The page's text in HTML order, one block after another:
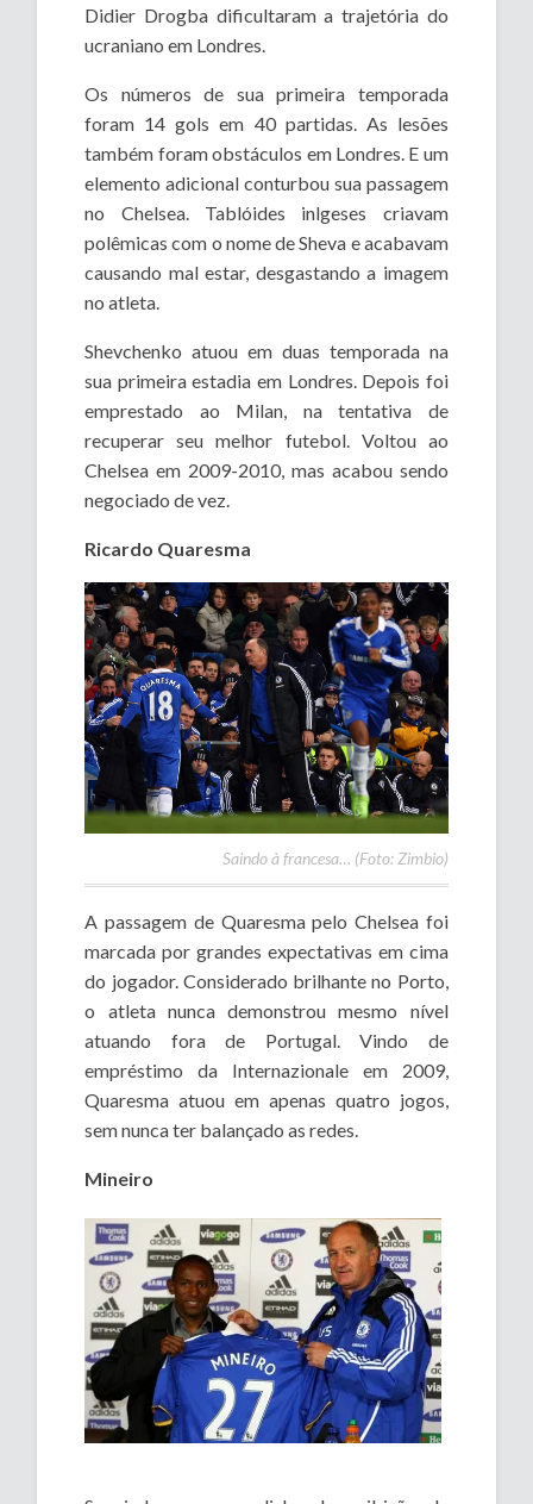
Didier Drogba dificultaram a trajetória do
ucraniano em Londres.
Os números de sua primeira temporada
foram 14 gols em 40 partidas. As lesões
também foram obstáculos em Londres. E um
elemento adicional conturbou sua passagem
no Chelsea. Tablóides inlgeses criavam
polêmicas com o nome de Sheva e acabavam
causando mal estar, desgastando a imagem
no atleta.
Shevchenko atuou em duas temporada na
sua primeira estadia em Londres. Depois foi
emprestado ao Milan, na tentativa de
recuperar seu melhor futebol. Voltou ao
Chelsea em 2009-2010, mas acabou sendo
negociado de vez.
Ricardo Quaresma
Saindo à francesa… (Foto: Zimbio)
A passagem de Quaresma pelo Chelsea foi
marcada por grandes expectativas em cima
do jogador. Considerado brilhante no Porto,
o atleta nunca demonstrou mesmo nível
atuando fora de Portugal. Vindo de
empréstimo da Internazionale em 2009,
Quaresma atuou em apenas quatro jogos,
sem nunca ter balançado as redes.
Mineiro